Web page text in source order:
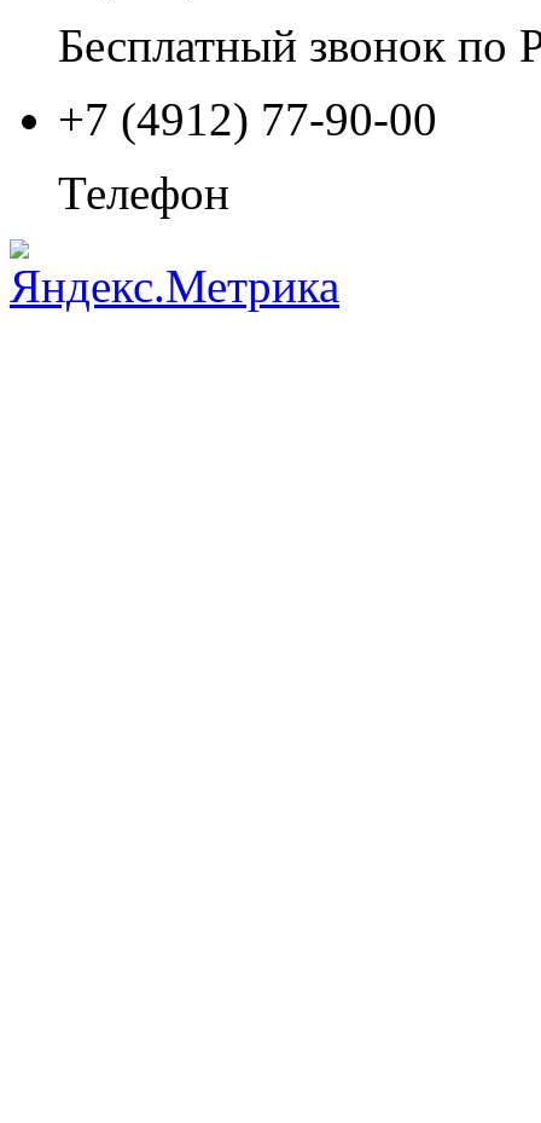
Бесплатный звонок по
+7 (4912) 77-90-00
Телефон